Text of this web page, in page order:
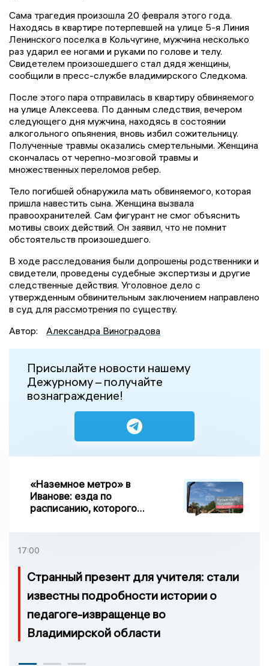
Сама трагедия произошла 20 февраля этого года.
Находясь в квартире потерпевшей на улице 5-я Линия
Ленинского поселка в Кольчугине, мужчина несколько
раз ударил ее ногами и руками по голове и телу.
Свидетелем произошедшего стал дядя женщины,
сообщили в пресс-службе владимирского Следкома.
После этого пара отправилась в квартиру обвиняемого
на улице Алексеева. По данным следствия, вечером
следующего дня мужчина, находясь в состоянии
алкогольного опьянения, вновь избил сожительницу.
Полученные травмы оказались смертельными. Женщина
скончалась от черепно-мозговой травмы и
множественных переломов ребер.
Тело погибшей обнаружила мать обвиняемого, которая
пришла навестить сына. Женщина вызвала
правоохранителей. Сам фигурант не смог объяснить
мотивы своих действий. Он заявил, что не помнит
обстоятельств произошедшего.
В ходе расследования были допрошены родственники и
свидетели, проведены судебные экспертизы и другие
следственные действия. Уголовное дело с
утвержденным обвинительным заключением направлено
в суд для рассмотрения по существу.
Автор:
Александра Виноградова
Присылайте новости нашему
Дежурному – получайте
вознаграждение!
«Наземное метро» в
Иванове: езда по
расписанию, которого
17:00
Странный презент для учителя: стали
известны подробности истории о
педагоге-извращенце во
Владимирской области